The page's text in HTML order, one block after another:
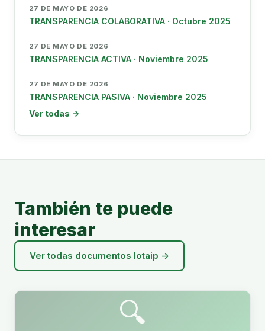
27 DE MAYO DE 2026
TRANSPARENCIA COLABORATIVA · Octubre 2025
27 DE MAYO DE 2026
TRANSPARENCIA ACTIVA · Noviembre 2025
27 DE MAYO DE 2026
TRANSPARENCIA PASIVA · Noviembre 2025
Ver todas →
También te puede
interesar
Ver todas documentos lotaip →
🔍